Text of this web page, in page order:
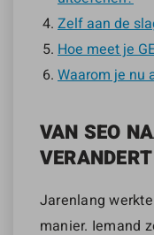
Zelf aan de
Hoe meet je
Waarom je nu
VAN SEO
Jarenlang
manier. Iemand